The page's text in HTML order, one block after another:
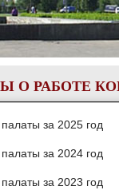
О РАБОТЕ
за 2025 год
за 2024 год
за 2023 год